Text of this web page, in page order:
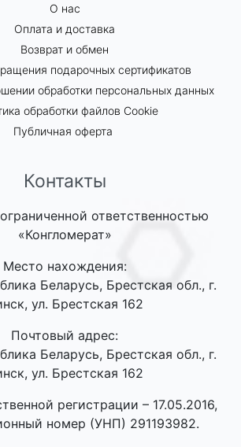
О нас
Оплата и доставка
Возврат и обмен
подарочных сертификатов
обработки персональных данных
обработки файлов Cookie
Публичная оферта
Контакты
ответственностью
«Конгломерат»
Место нахождения:
Беларусь, Брестская обл., г.
ул. Брестская 162
Почтовый адрес:
Беларусь, Брестская обл., г.
ул. Брестская 162
регистрации – 17.05.2016,
номер (УНП) 291193982.